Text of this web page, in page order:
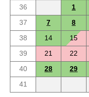
36
1
37
7 8
38
14 15
39
21 22
40
28 29
41